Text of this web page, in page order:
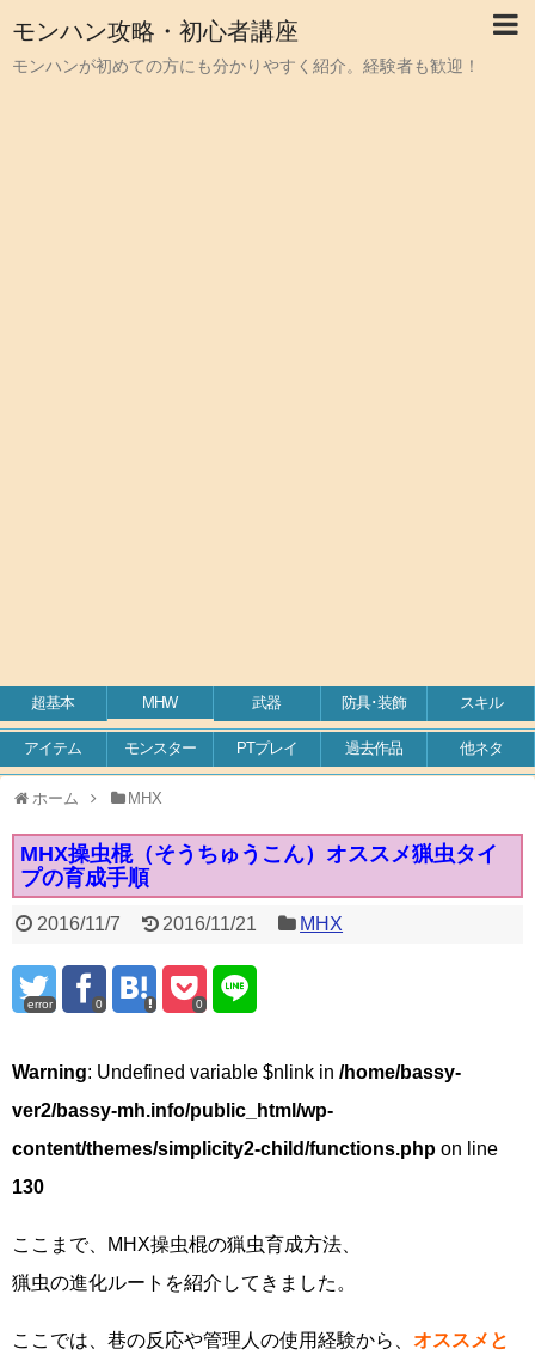
モンハン攻略・初心者講座
モンハンが初めての方にも分かりやすく紹介。経験者も歓迎！
超基本 MHW 武器 防具･装飾 スキル
アイテム モンスター PTプレイ 過去作品 他ネタ
ホーム MHX
MHX操虫棍（そうちゅうこん）オススメ猟虫タイ
プの育成手順
2016/11/7 2016/11/21 MHX
error 0 0
Warning: Undefined variable $nlink in /home/bassy-
ver2/bassy-mh.info/public_html/wp-
content/themes/simplicity2-child/functions.php on line
130
ここまで、MHX操虫棍の猟虫育成方法、
猟虫の進化ルートを紹介してきました。
ここでは、巷の反応や管理人の使用経験から、 オススメと